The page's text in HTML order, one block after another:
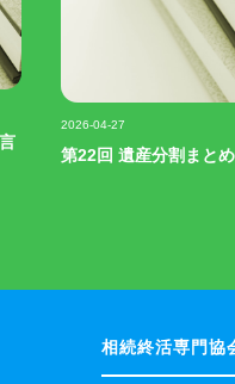
2026-04-27
第22回 遺産分割まと